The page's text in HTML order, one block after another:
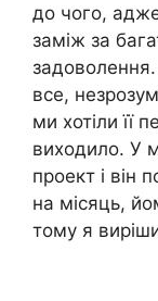
до чого,
заміж за
все,
ми хотіли її
виходило. У
проект і він
на місяць,
тому я